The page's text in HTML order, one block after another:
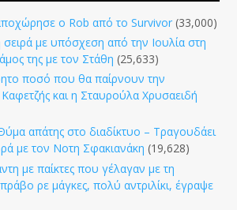
ο Rob από το Survivor (33,000)
με υπόσχεση από την Ιουλία στη
της με τον Στάθη (25,633)
ποσό που θα παίρνουν την
και η Σταυρούλα Χρυσαειδή
απάτης στο διαδίκτυο – Τραγουδάει
με τον Νοτη Σφακιανάκη (19,628)
με παίκτες που γέλαγαν με τη
ρε μάγκες, πολύ αντριλίκι, έγραψε